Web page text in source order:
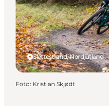
Slettestrand, Nordjütland
Foto: Kristian Skjødt